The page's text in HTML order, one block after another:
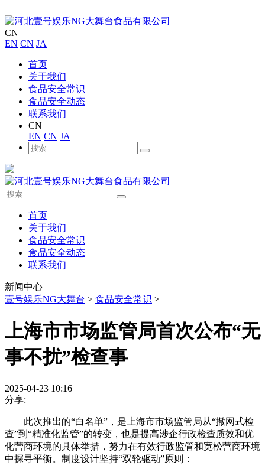
CN
EN CN JA
首页
关于我们
食品安全常识
食品安全动态
联系我们
CN
EN CN JA
首页
关于我们
食品安全常识
食品安全动态
联系我们
新闻中心
壹号娱乐NG大舞台 > 食品安全常识 >
上海市市场监管局首次公布“无
事不扰”检查事
2025-04-23 10:16
分享:
此次推出的“白名单”，是上海市市场监管局从“撒网式检
查”到“精准化监管”的转变，也是提高涉企行政检查质效和优
化营商环境的具体举措，努力在有效行政监管和宽松营商环境
中探寻平衡。制度设计坚持“双轮驱动”原则：